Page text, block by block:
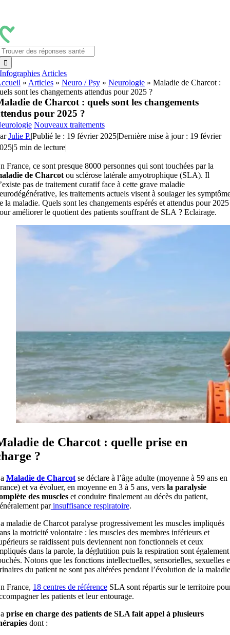
contenu
Infographies Articles
» Articles» Neuro / Psy» Neurologie» Maladie de Charcot :
sont les changements attendus pour 2025 ?
de Charcot : quels sont les changements
pour 2025 ?
Nouveaux traitements
Julie P.|Publié le : 19 février 2025|Dernière mise à jour : 19 février
|5 min de lecture|
France, ce sont presque 8000 personnes qui sont touchées par la
de Charcotou sclérose latérale amyotrophique (SLA). Il
pas de traitement curatif face à cette grave maladie
les traitements actuels visent à soulager les
la maladie. Quels sont les changements espérés et attendus pour 2025
améliorer le quotient des patients souffrant de SLA ? Eclairage.
de Charcot : quelle prise en
?
Maladie de Charcotse déclare à l’âge adulte (moyenne à 59 ans en
et va évoluer, en moyenne en 3 à 5 ans, vers la paralysie
des muscleset conduire finalement au décès du patient,
parinsuffisance respiratoire.
maladie de Charcot paralyse progressivement les muscles impliqués
la motricité volontaire : les muscles des membres inférieurs et
se raidissent puis deviennent non fonctionnels et ceux
dans la parole, la déglutition puis la respiration sont également
Notons que les fonctions intellectuelles, sensorielles, sexuelles
du patient ne sont pas altérées pendant l’évolution de la
France, 18 centres de référenceSLA sont répartis sur le territoire
les patients et leur entourage.
prise en charge des patients de SLA fait appel à plusieurs
dont :